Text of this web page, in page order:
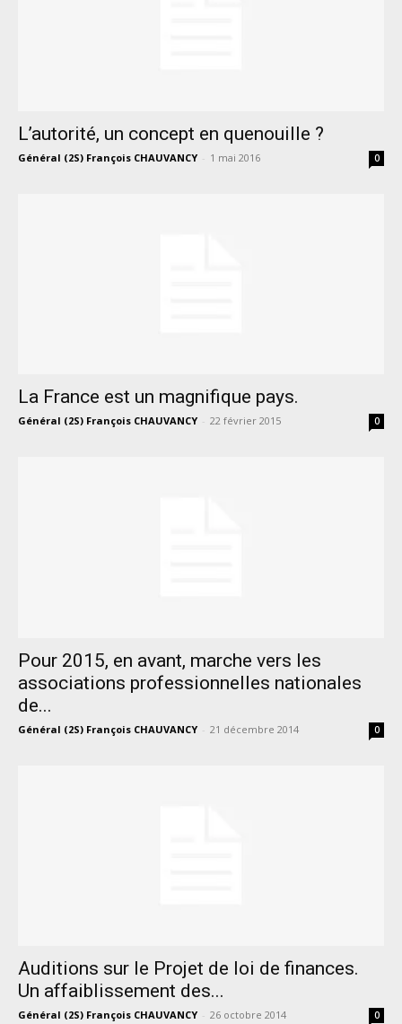
L’autorité, un concept en quenouille ?
Général (2S) François CHAUVANCY - 1 mai 2016 0
La France est un magnifique pays.
Général (2S) François CHAUVANCY - 22 février 2015 0
Pour 2015, en avant, marche vers les
associations professionnelles nationales
de...
Général (2S) François CHAUVANCY - 21 décembre 2014 0
Auditions sur le Projet de loi de finances.
Un affaiblissement des...
Général (2S) François CHAUVANCY - 26 octobre 2014 0